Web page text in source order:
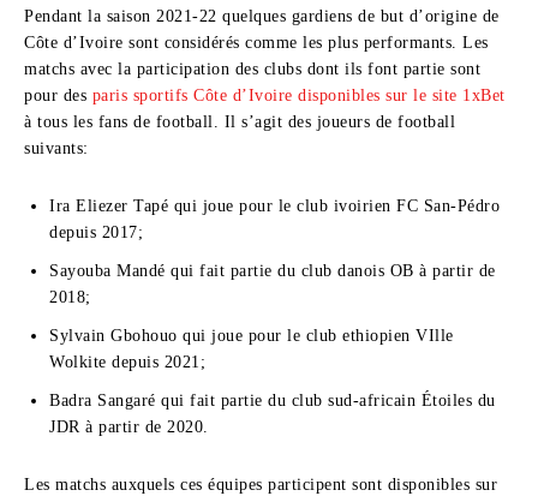
Pendant la saison 2021-22 quelques gardiens de but d’origine de
Côte d’Ivoire sont considérés comme les plus performants. Les
matchs avec la participation des clubs dont ils font partie sont
pour des paris sportifs Côte d’Ivoire disponibles sur le site 1xBet
à tous les fans de football. Il s’agit des joueurs de football
suivants:
Ira Eliezer Tapé qui joue pour le club ivoirien FC San-Pédro
depuis 2017;
Sayouba Mandé qui fait partie du club danois OB à partir de
2018;
Sylvain Gbohouo qui joue pour le club ethiopien VIlle
Wolkite depuis 2021;
Badra Sangaré qui fait partie du club sud-africain Étoiles du
JDR à partir de 2020.
Les matchs auxquels ces équipes participent sont disponibles sur